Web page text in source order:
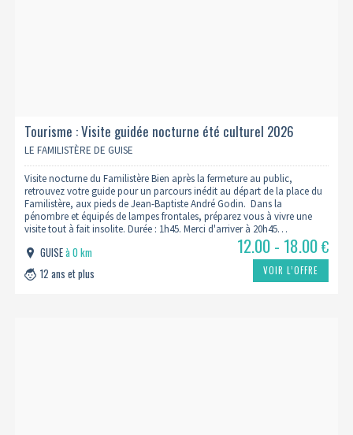
Tourisme : Visite guidée nocturne été culturel 2026
LE FAMILISTÈRE DE GUISE
Visite nocturne du Familistère Bien après la fermeture au public,
retrouvez votre guide pour un parcours inédit au départ de la place du
Familistère, aux pieds de Jean-Baptiste André Godin. Dans la
pénombre et équipés de lampes frontales, préparez vous à vivre une
visite tout à fait insolite. Durée : 1h45. Merci d'arriver à 20h45…
GUISEà 0 km
12 ans et plus
12.00 - 18.00€
VOIR L’OFFRE